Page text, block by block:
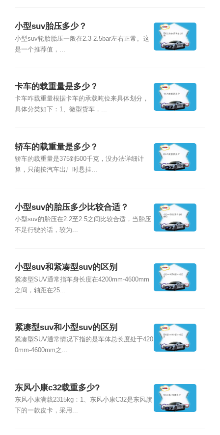
小型suv胎压多少？
小型suv轮胎胎压一般在2.3-2.5bar左右正常。这
是一个推荐值，...
卡车的载重量是多少？
卡车咋载重量根据卡车的承载吨位来具体划分，
具体分类如下：1、微型货车，...
轿车的载重量是多少？
轿车的载重量是375到500千克，没办法详细计
算，只能按汽车出厂时悬挂...
小型suv的胎压多少比较合适？
小型suv的胎压在2.2至2.5之间比较合适，当胎压
不足行驶的话，较为...
小型suv和紧凑型suv的区别
紧凑型SUV通常指车身长度在4200mm-4600mm
之间，轴距在25...
紧凑型suv和小型suv的区别
紧凑型SUV通常情况下指的是车体总长度处于420
0mm-4600mm之...
东风小康c32载重多少?
东风小康满载2315kg：1、东风小康C32是东风旗
下的一款皮卡，采用...